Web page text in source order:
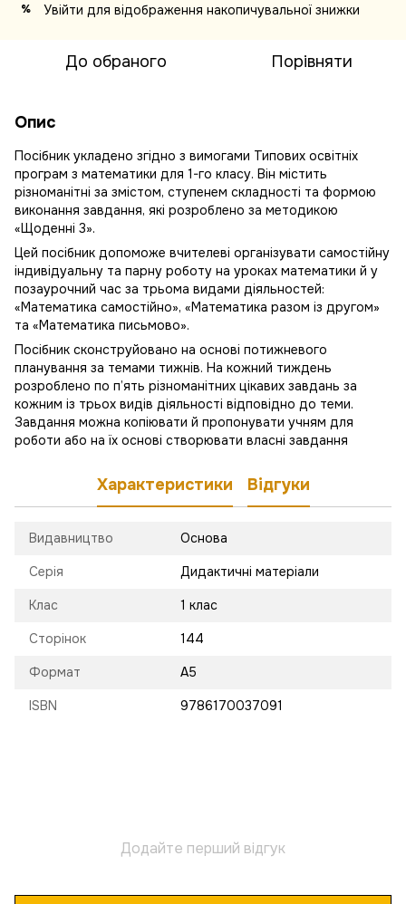
% Увійти для відображення накопичувальної знижки
До обраного Порівняти
Опис
Посібник укладено згідно з вимогами Типових освітніх
програм з математики для 1-го класу. Він містить
різноманітні за змістом, ступенем складності та формою
виконання завдання, які розроблено за методикою
«Щоденні 3».
Цей посібник допоможе вчителеві організувати самостійну
індивідуальну та парну роботу на уроках математики й у
позаурочний час за трьома видами діяльностей:
«Математика самостійно», «Математика разом із другом»
та «Математика письмово».
Посібник сконструйовано на основі потижневого
планування за темами тижнів. На кожний тиждень
розроблено по п’ять різноманітних цікавих завдань за
кожним із трьох видів діяльності відповідно до теми.
Завдання можна копіювати й пропонувати учням для
роботи або на їх основі створювати власні завдання
Характеристики Відгуки
Видавництво Основа
Серія Дидактичні матеріали
Клас 1 клас
Сторінок 144
Формат A5
ISBN 9786170037091
Додайте перший відгук